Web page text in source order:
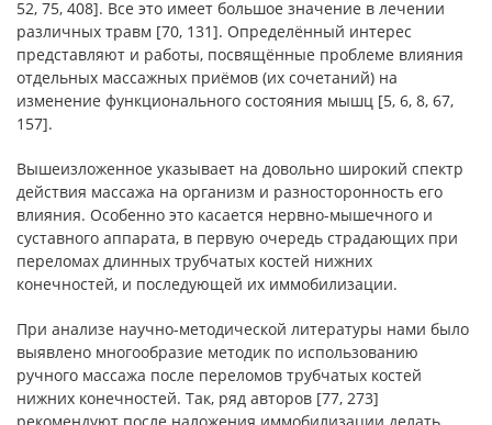
52, 75, 408]. Все это имеет большое значение в лечении
различных травм [70, 131]. Определённый интерес
представляют и работы, посвящённые проблеме влияния
отдельных массажных приёмов (их сочетаний) на
изменение функционального состояния мышц [5, 6, 8, 67,
157].
Вышеизложенное указывает на довольно широкий спектр
действия массажа на организм и разносторонность его
влияния. Особенно это касается нервно-мышечного и
суставного аппарата, в первую очередь страдающих при
переломах длинных трубчатых костей нижних
конечностей, и последующей их иммобилизации.
При анализе научно-методической литературы нами было
выявлено многообразие методик по использованию
ручного массажа после переломов трубчатых костей
нижних конечностей. Так, ряд авторов [77, 273]